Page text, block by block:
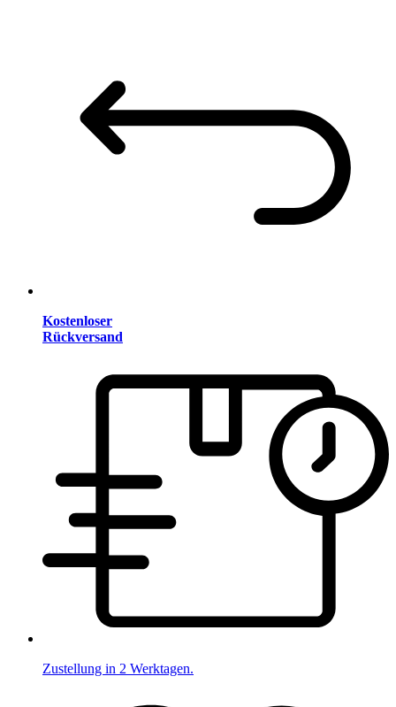
Kostenloser
Rückversand
Zustellung in 2 Werktagen.